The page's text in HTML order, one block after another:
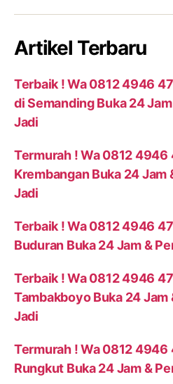
Artikel Terbaru
Terbaik ! Wa 0812 4946
di Semanding Buka 24
Jadi
Termurah ! Wa 0812 4946
Krembangan Buka 24 Jam
Jadi
Terbaik ! Wa 0812 4946
Buduran Buka 24 Jam &
Terbaik ! Wa 0812 4946
Tambakboyo Buka 24 Jam
Jadi
Termurah ! Wa 0812 4946
Rungkut Buka 24 Jam &